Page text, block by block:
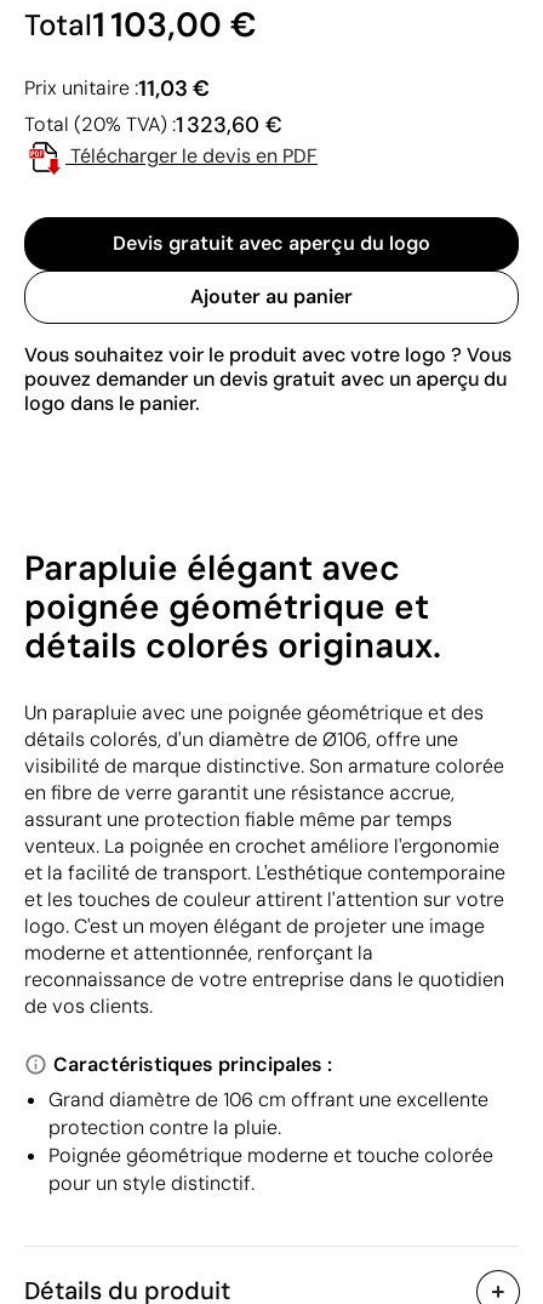
Total1 103,00 €
Prix unitaire :11,03 €
Total (20% TVA) :1 323,60 €
Télécharger le devis en PDF
Devis gratuit avec aperçu du logo
Ajouter au panier
Vous souhaitez voir le produit avec votre logo ? Vous
pouvez demander un devis gratuit avec un aperçu du
logo dans le panier.
Parapluie élégant avec
poignée géométrique et
détails colorés originaux.
Un parapluie avec une poignée géométrique et des
détails colorés, d'un diamètre de Ø106, offre une
visibilité de marque distinctive. Son armature colorée
en fibre de verre garantit une résistance accrue,
assurant une protection fiable même par temps
venteux. La poignée en crochet améliore l'ergonomie
et la facilité de transport. L'esthétique contemporaine
et les touches de couleur attirent l'attention sur votre
logo. C'est un moyen élégant de projeter une image
moderne et attentionnée, renforçant la
reconnaissance de votre entreprise dans le quotidien
de vos clients.
Caractéristiques principales :
Grand diamètre de 106 cm offrant une excellente
protection contre la pluie.
Poignée géométrique moderne et touche colorée
pour un style distinctif.
Détails du produit